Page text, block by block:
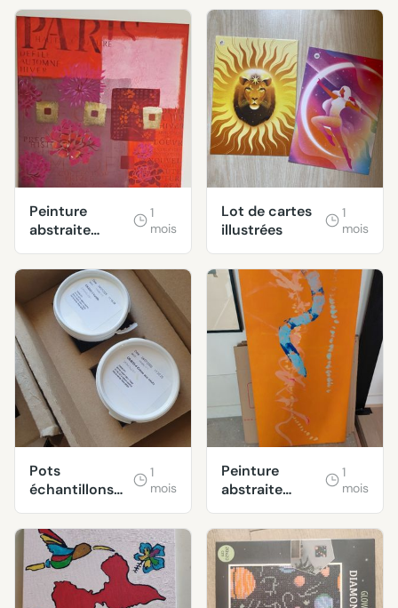
Peinture
abstraite
rouge
1
mois
Lot de cartes
illustrées
1
mois
Pots
échantillons
TOLLENS
1
mois
Peinture
abstraite
orange
1
mois